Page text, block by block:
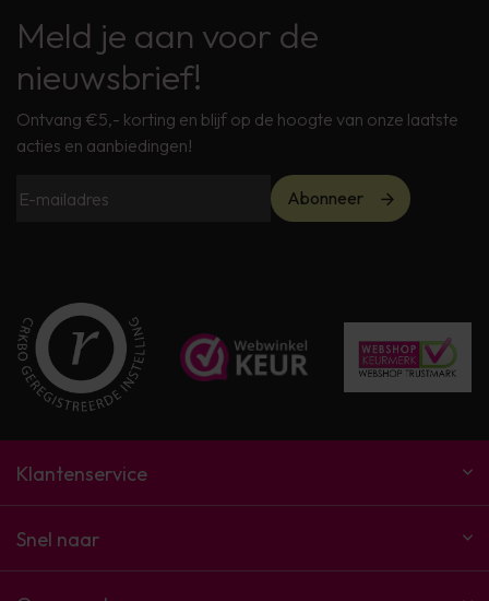
Meld je aan voor de
nieuwsbrief!
Ontvang €5,- korting en blijf op de hoogte van onze laatste
acties en aanbiedingen!
Abonneer
Klantenservice
Snel naar